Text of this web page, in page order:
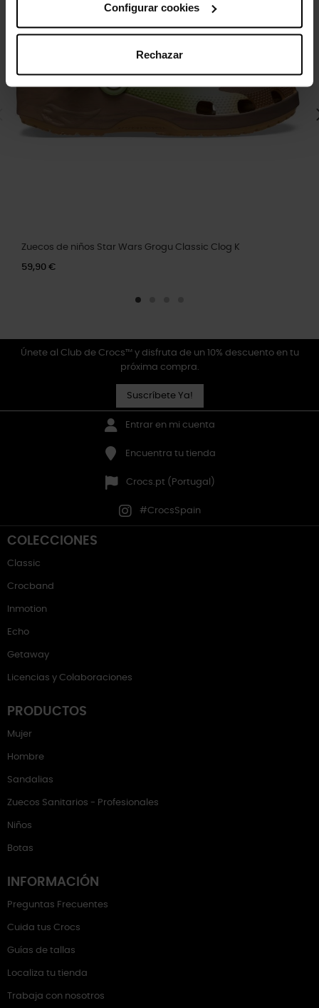
Configurar cookies
Rechazar
Zuecos de niños Star Wars Grogu Classic Clog K
59,90 €
Únete al Club de Crocs™ y disfruta de un 10% descuento en tu
próxima compra.
Suscríbete Ya!
Entrar en mi cuenta
Encuentra tu tienda
Crocs.pt (Portugal)
#CrocsSpain
COLECCIONES
Classic
Crocband
Inmotion
Echo
Getaway
Licencias y Colaboraciones
PRODUCTOS
Mujer
Hombre
Sandalias
Zuecos Sanitarios - Profesionales
Niños
Botas
INFORMACIÓN
Preguntas Frecuentes
Cuida tus Crocs
Guías de tallas
Localiza tu tienda
Trabaja con nosotros